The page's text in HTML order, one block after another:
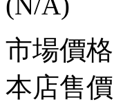
市場價格
本店售價